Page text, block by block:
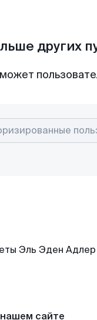
других
сайте